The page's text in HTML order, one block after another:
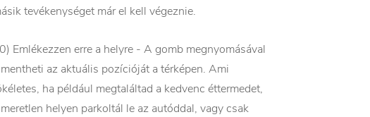
tevékenységet már el kell végeznie.
Emlékezzen erre a helyre - A gomb megnyomásával
az aktuális pozícióját a térképen. Ami
ha például megtaláltad a kedvenc éttermedet,
helyen parkoltál le az autóddal, vagy csak